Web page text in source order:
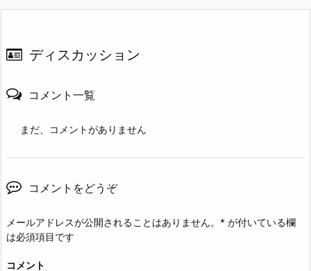
ディスカッション
コメント一覧
まだ、コメントがありません
コメントをどうぞ
メールアドレスが公開されることはありません。 * が付いている欄
は必須項目です
コメント